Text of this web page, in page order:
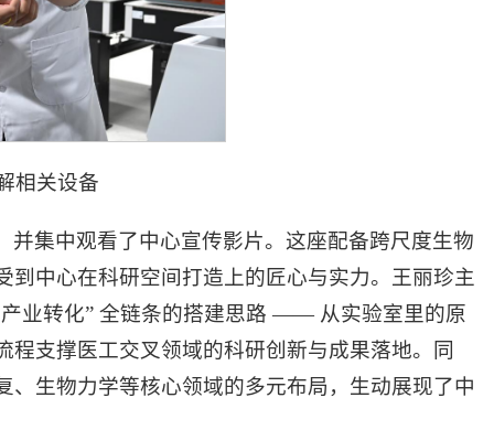
相关设备
集中观看了中心宣传影片。这座配备跨尺度生物
中心在科研空间打造上的匠心与实力。王丽珍主
业转化” 全链条的搭建思路 —— 从实验室里的原
支撑医工交叉领域的科研创新与成果落地。同
生物力学等核心领域的多元布局，生动展现了中